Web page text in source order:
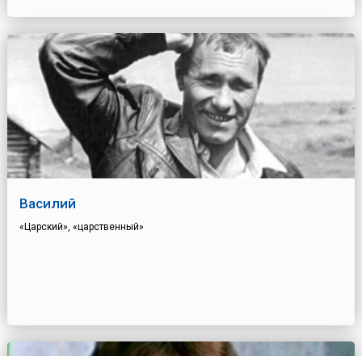
Василий
«Царский», «царственный»